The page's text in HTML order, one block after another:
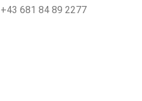
+43 681 84 89 2277